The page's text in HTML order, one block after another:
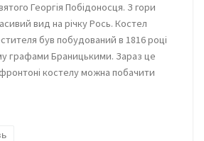
Георгія Побідоносця. З гори
вид на річку Рось. Костел
був побудований в 1816 році
графами Браницькими. Зараз це
костелу можна побачити